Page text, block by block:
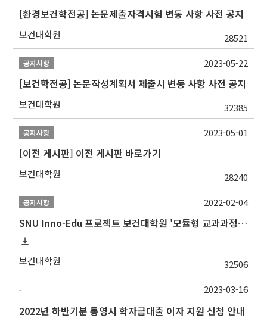
[환경보건학전공] 논문제출자격시험 변동 사항 사전 공지
보건대학원 28521
공지사항
[보건학전공] 논문작성계획서 제출시 변동 사항 사전 공지
보건대학원 32385
2023-05-22
공지사항
[이전 게시판] 이전 게시판 바로가기
보건대학원 28240
2023-05-01
공지사항
SNU Inno-Edu 프로젝트 보건대학원 '모듈형 교과과정' 안내(revised 2022/2/28)
보건대학원 32506
2022-02-04
-
2022년 하반기분 통영시 학자금대출 이자 지원 신청 안내
2023-03-16